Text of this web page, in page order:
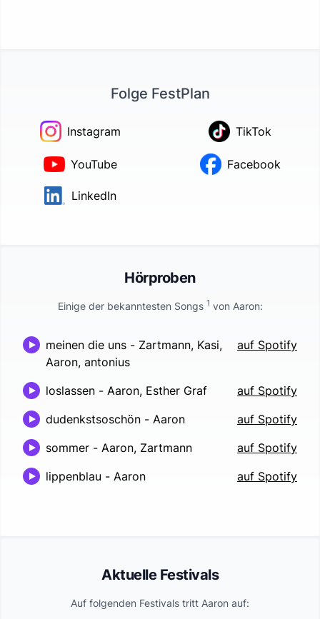
Folge FestPlan
Instagram TikTok
YouTube Facebook
LinkedIn
Hörproben
Einige der bekanntesten Songs 1 von Aaron:
meinen die uns - Zartmann, Kasi,
Aaron, antonius
auf Spotify
loslassen - Aaron, Esther Graf
auf Spotify
dudenkstsoschön - Aaron
auf Spotify
sommer - Aaron, Zartmann
auf Spotify
lippenblau - Aaron auf Spotify
Aktuelle Festivals
Auf folgenden Festivals tritt Aaron auf: